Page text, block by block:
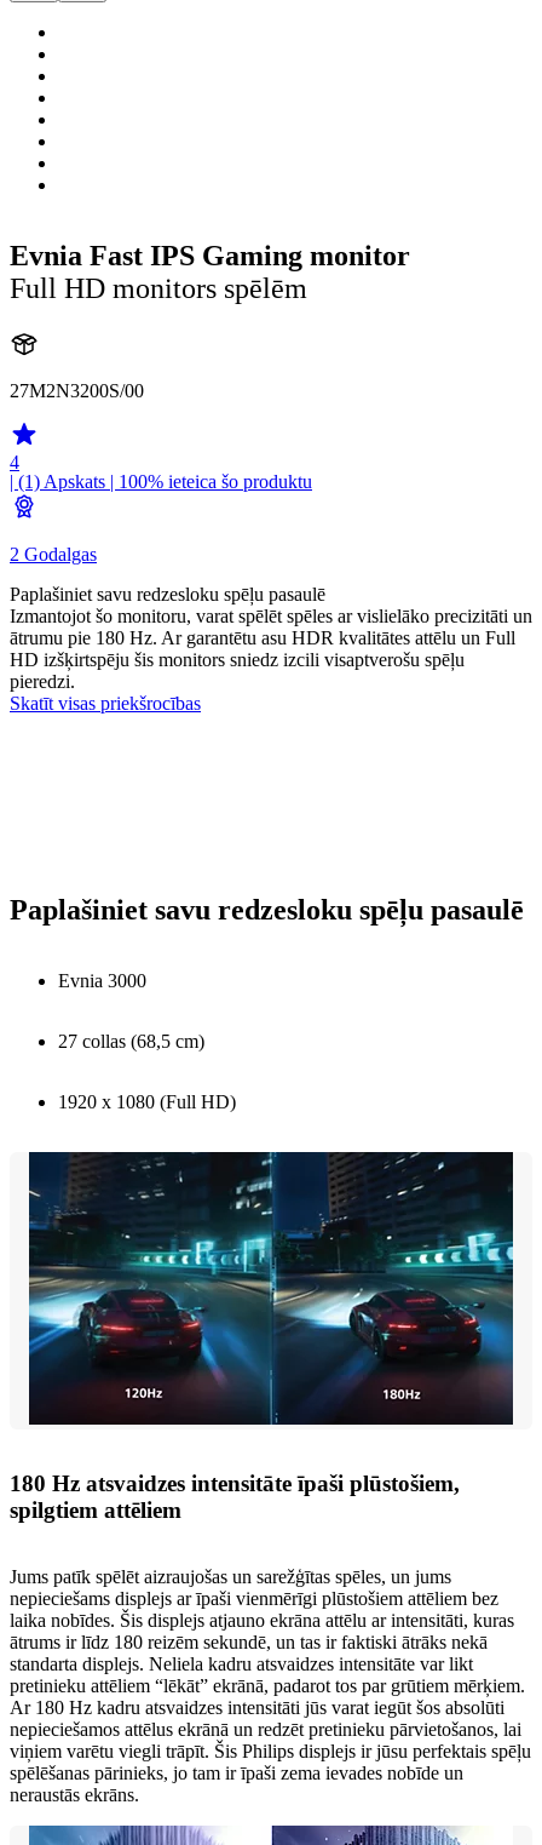
Evnia Fast IPS Gaming monitor
Full HD monitors spēlēm
27M2N3200S/00
4
| (1) Apskats | 100% ieteica šo produktu
2 Godalgas
Paplašiniet savu redzesloku spēļu pasaulē
Izmantojot šo monitoru, varat spēlēt spēles ar vislielāko precizitāti un
ātrumu pie 180 Hz. Ar garantētu asu HDR kvalitātes attēlu un Full
HD izšķirtspēju šis monitors sniedz izcili visaptverošu spēļu
pieredzi.
Skatīt visas priekšrocības
Paplašiniet savu redzesloku spēļu pasaulē
Evnia 3000
27 collas (68,5 cm)
1920 x 1080 (Full HD)
180 Hz atsvaidzes intensitāte īpaši plūstošiem,
spilgtiem attēliem
Jums patīk spēlēt aizraujošas un sarežģītas spēles, un jums
nepieciešams displejs ar īpaši vienmērīgi plūstošiem attēliem bez
laika nobīdes. Šis displejs atjauno ekrāna attēlu ar intensitāti, kuras
ātrums ir līdz 180 reizēm sekundē, un tas ir faktiski ātrāks nekā
standarta displejs. Neliela kadru atsvaidzes intensitāte var likt
pretinieku attēliem “lēkāt” ekrānā, padarot tos par grūtiem mērķiem.
Ar 180 Hz kadru atsvaidzes intensitāti jūs varat iegūt šos absolūti
nepieciešamos attēlus ekrānā un redzēt pretinieku pārvietošanos, lai
viņiem varētu viegli trāpīt. Šis Philips displejs ir jūsu perfektais spēļu
spēlēšanas pārinieks, jo tam ir īpaši zema ievades nobīde un
neraustās ekrāns.